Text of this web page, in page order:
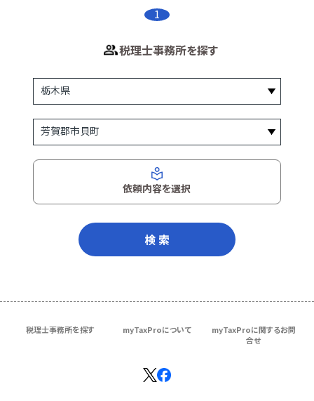
1
税理士事務所を探す
依頼内容を選択
検 索
税理士事務所を探す myTaxProについて
myTaxProに関するお問
合せ